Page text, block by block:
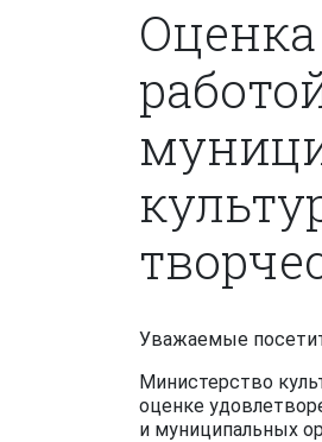
Уважаемые
Министерство
оценке
и муниципальных